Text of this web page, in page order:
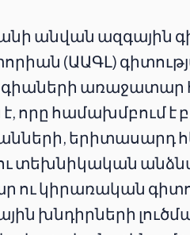
անվան ազգային
(ԱԱԳԼ)
որը համախմբում
երիտասարդ
տեխնիկական
ու կիրառական
խնդիրների